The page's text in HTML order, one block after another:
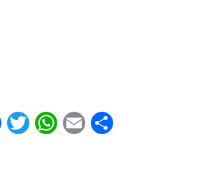
Facebook
Twitter
WhatsApp
EmailShare